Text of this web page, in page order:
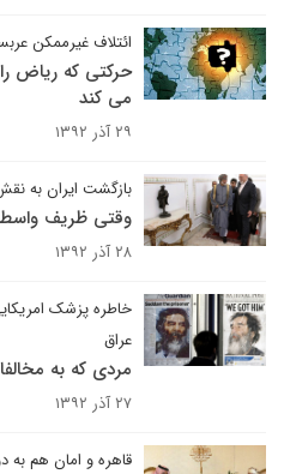
ائتلاف غیرممکن
حرکتی که ریاض
می کند
۲۹ آذر ۱۳۹۲
بازگشت ایران به
وقتی ظریف
۲۸ آذر ۱۳۹۲
خاطره پزشک
عراق
مردی که به
۲۷ آذر ۱۳۹۲
قاهره و امان هم به